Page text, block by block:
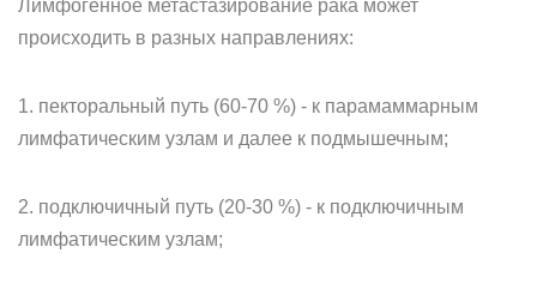
Лимфогенное метастазирование рака может
происходить в разных направлениях:
1. пекторальный путь (60-70 %) - к парамаммарным
лимфатическим узлам и далее к подмышечным;
2. подключичный путь (20-30 %) - к подключичным
лимфатическим узлам;